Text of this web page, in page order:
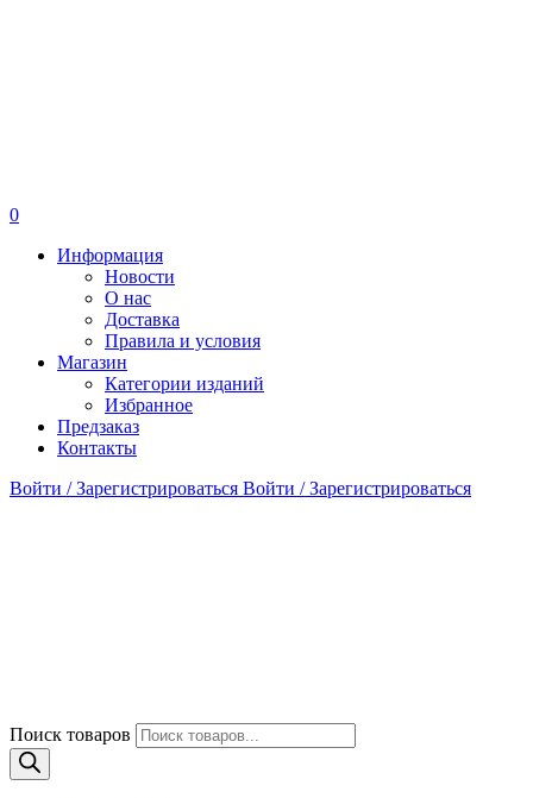
0
Информация
Новости
О нас
Доставка
Правила и условия
Магазин
Категории изданий
Избранное
Предзаказ
Контакты
Войти / Зарегистрироваться Войти / Зарегистрироваться
Поиск товаров